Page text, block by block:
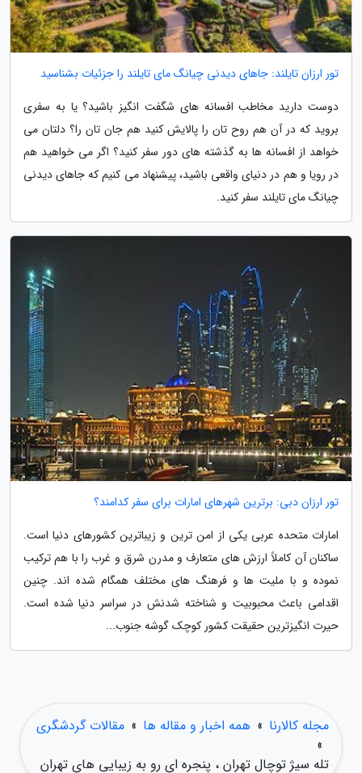
تور ارزان تایلند: جاهای دیدنی چیانگ مای تایلند را جزئیات بشناسید
دوست دارید مخاطب افسانه های شگفت انگیز باشید؟ یا به سفری
بروید که در آن هم روح تان را پالایش کنید هم جان تان را؟ دلتان می
خواهد از افسانه ها به گذشته های دور سفر کنید؟ اگر می خواهید هم
در رویا و هم در دنیای واقعی باشید، پیشنهاد می کنیم که جاهای دیدنی
چیانگ مای تایلند سفر کنید.
تور ارزان دبی: برترین شهرهای امارات برای سفر کدامند؟
امارات متحده عربی یکی از امن ترین و زیباترین کشورهای دنیا است.
ساکنان آن کاملاً ارزش های متعارف و مدرن شرق و غرب را با هم ترکیب
نموده و با ملیت ها و فرهنگ های مختلف همگام شده اند. چنین
اقدامی باعث محبوبیت و شناخته شدنش در سراسر دنیا شده است.
حیرت انگیزترین حقیقت کشور کوچک گوشه جنوب...
مجله کالارنا » همه اخبار و مقاله ها » مقالات گردشگری
»
تله سیژ توچال تهران ، پنجره ای رو به زیبایی های تهران